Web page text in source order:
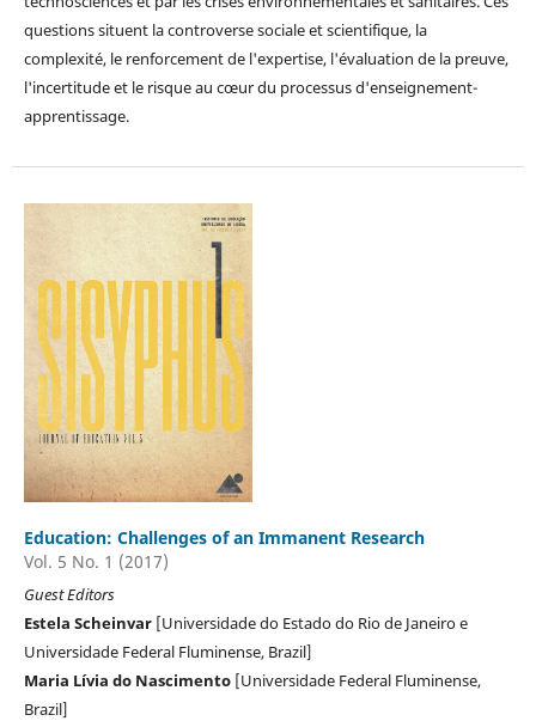
questions situent la controverse sociale et scientifique, la
complexité, le renforcement de l'expertise, l'évaluation de la preuve,
l'incertitude et le risque au cœur du processus d'enseignement-
apprentissage.
Education: Challenges of an Immanent Research
Vol. 5 No. 1 (2017)
Guest Editors
Estela Scheinvar [Universidade do Estado do Rio de Janeiro e
Universidade Federal Fluminense, Brazil]
Maria Lívia do Nascimento [Universidade Federal Fluminense,
Brazil]